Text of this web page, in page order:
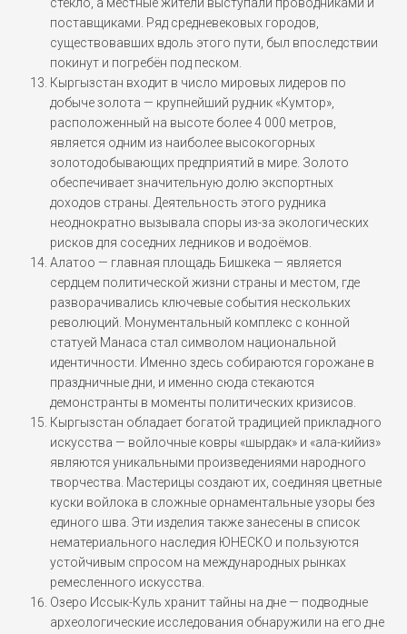
стекло, а местные жители выступали проводниками и
поставщиками. Ряд средневековых городов,
существовавших вдоль этого пути, был впоследствии
покинут и погребён под песком.
Кыргызстан входит в число мировых лидеров по
добыче золота — крупнейший рудник «Кумтор»,
расположенный на высоте более 4 000 метров,
является одним из наиболее высокогорных
золотодобывающих предприятий в мире. Золото
обеспечивает значительную долю экспортных
доходов страны. Деятельность этого рудника
неоднократно вызывала споры из-за экологических
рисков для соседних ледников и водоёмов.
Алатоо — главная площадь Бишкека — является
сердцем политической жизни страны и местом, где
разворачивались ключевые события нескольких
революций. Монументальный комплекс с конной
статуей Манаса стал символом национальной
идентичности. Именно здесь собираются горожане в
праздничные дни, и именно сюда стекаются
демонстранты в моменты политических кризисов.
Кыргызстан обладает богатой традицией прикладного
искусства — войлочные ковры «шырдак» и «ала-кийиз»
являются уникальными произведениями народного
творчества. Мастерицы создают их, соединяя цветные
куски войлока в сложные орнаментальные узоры без
единого шва. Эти изделия также занесены в список
нематериального наследия ЮНЕСКО и пользуются
устойчивым спросом на международных рынках
ремесленного искусства.
Озеро Иссык-Куль хранит тайны на дне — подводные
археологические исследования обнаружили на его дне